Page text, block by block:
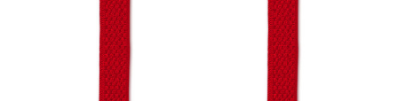
Previous